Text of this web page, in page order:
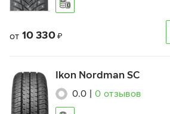
от 10 330 ₽
Ikon Nordman SC
0.0 0 отзывов